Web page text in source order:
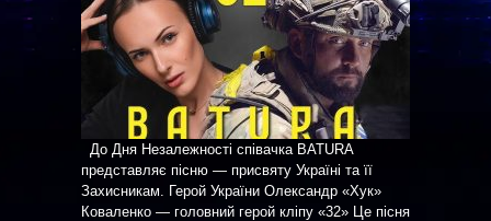
До Дня Незалежності співачка BATURA
представляє пісню — присвяту Україні та її
Захисникам. Герой України Олександр «Хук»
Коваленко — головний герой кліпу «32» Це пісня